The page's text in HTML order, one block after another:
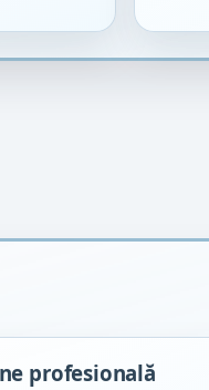
profesională